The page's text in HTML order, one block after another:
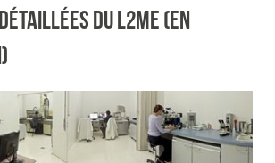
DU L2ME (EN